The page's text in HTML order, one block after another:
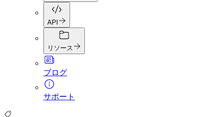
API
リソース
ブログ
サポート